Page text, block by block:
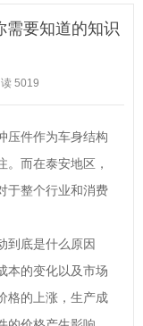
需要知道的知识
5019
压件作为车身结构
。而在泰安地区，
于整个行业和消费
到底是什么原因
本的变化以及市场
格的上涨，生产成